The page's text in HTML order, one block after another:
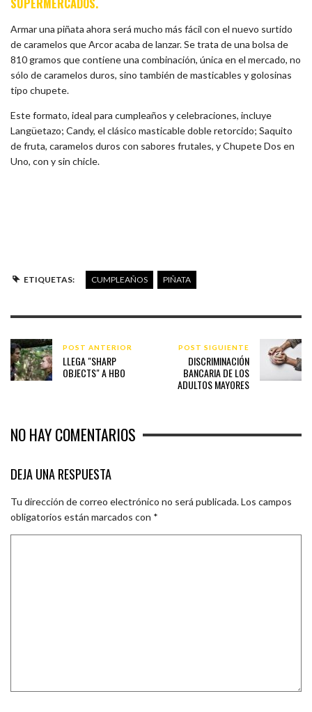
Armar una piñata ahora será mucho más fácil con el nuevo surtido
de caramelos que Arcor acaba de lanzar. Se trata de una bolsa de
810 gramos que contiene una combinación, única en el mercado, no
sólo de caramelos duros, sino también de masticables y golosinas
tipo chupete.
Este formato, ideal para cumpleaños y celebraciones, incluye
Langüetazo; Candy, el clásico masticable doble retorcido; Saquito
de fruta, caramelos duros con sabores frutales, y Chupete Dos en
Uno, con y sin chicle.
ETIQUETAS: CUMPLEAÑOS PIÑATA
POST ANTERIOR
LLEGA "SHARP
OBJECTS" A HBO
POST SIGUIENTE
DISCRIMINACIÓN
BANCARIA DE LOS
ADULTOS MAYORES
NO HAY COMENTARIOS
DEJA UNA RESPUESTA
Tu dirección de correo electrónico no será publicada.Los campos
obligatorios están marcados con *